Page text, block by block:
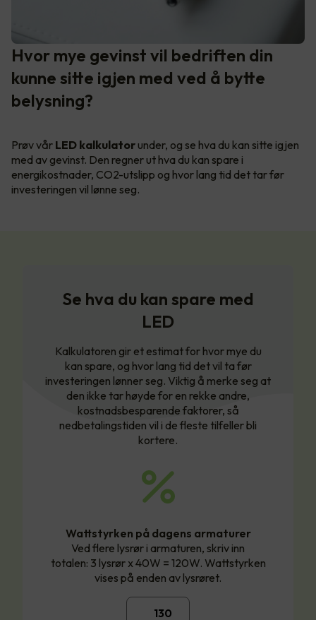
Hvor mye gevinst vil bedriften din
kunne sitte igjen med ved å bytte
belysning?
Prøv vår LED kalkulator under, og se hva du kan sitte igjen
med av gevinst. Den regner ut hva du kan spare i
energikostnader, CO2-utslipp og hvor lang tid det tar før
investeringen vil lønne seg.
Se hva du kan spare med
LED
Kalkulatoren gir et estimat for hvor mye du
kan spare, og hvor lang tid det vil ta før
investeringen lønner seg. Viktig å merke seg at
den ikke tar høyde for en rekke andre,
kostnadsbesparende faktorer, så
nedbetalingstiden vil i de fleste tilfeller bli
kortere.
Wattstyrken på dagens armaturer
Ved flere lysrør i armaturen, skriv inn
totalen: 3 lysrør x 40W = 120W. Wattstyrken
vises på enden av lysrøret.